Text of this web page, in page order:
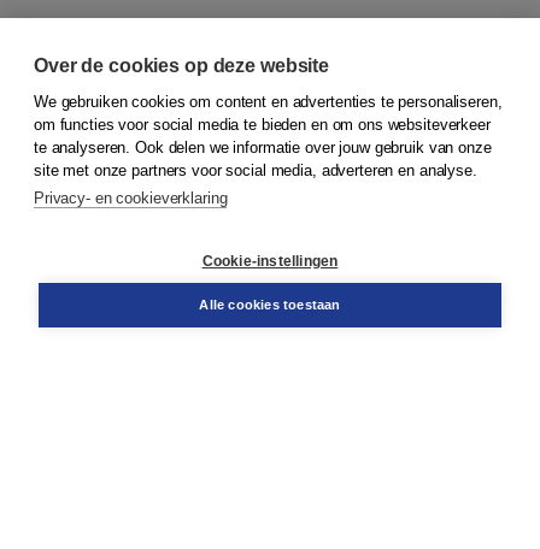
© 2026Koninklijke Boom uitgevers
Bestellen
Over de cookies op deze website
We gebruiken cookies om content en advertenties te personaliseren,
om functies voor social media te bieden en om ons websiteverkeer
te analyseren. Ook delen we informatie over jouw gebruik van onze
site met onze partners voor social media, adverteren en analyse.
Privacy- en cookieverklaring
Cookie-instellingen
Alle cookies toestaan